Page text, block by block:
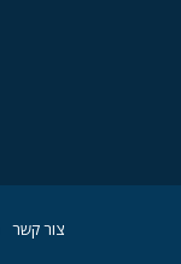
צור קשר